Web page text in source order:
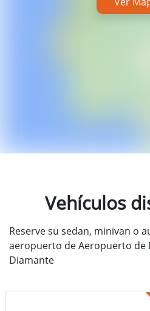
Vehículos
Reserve su sedan, minivan o
aeropuerto de Aeropuerto de
Diamante